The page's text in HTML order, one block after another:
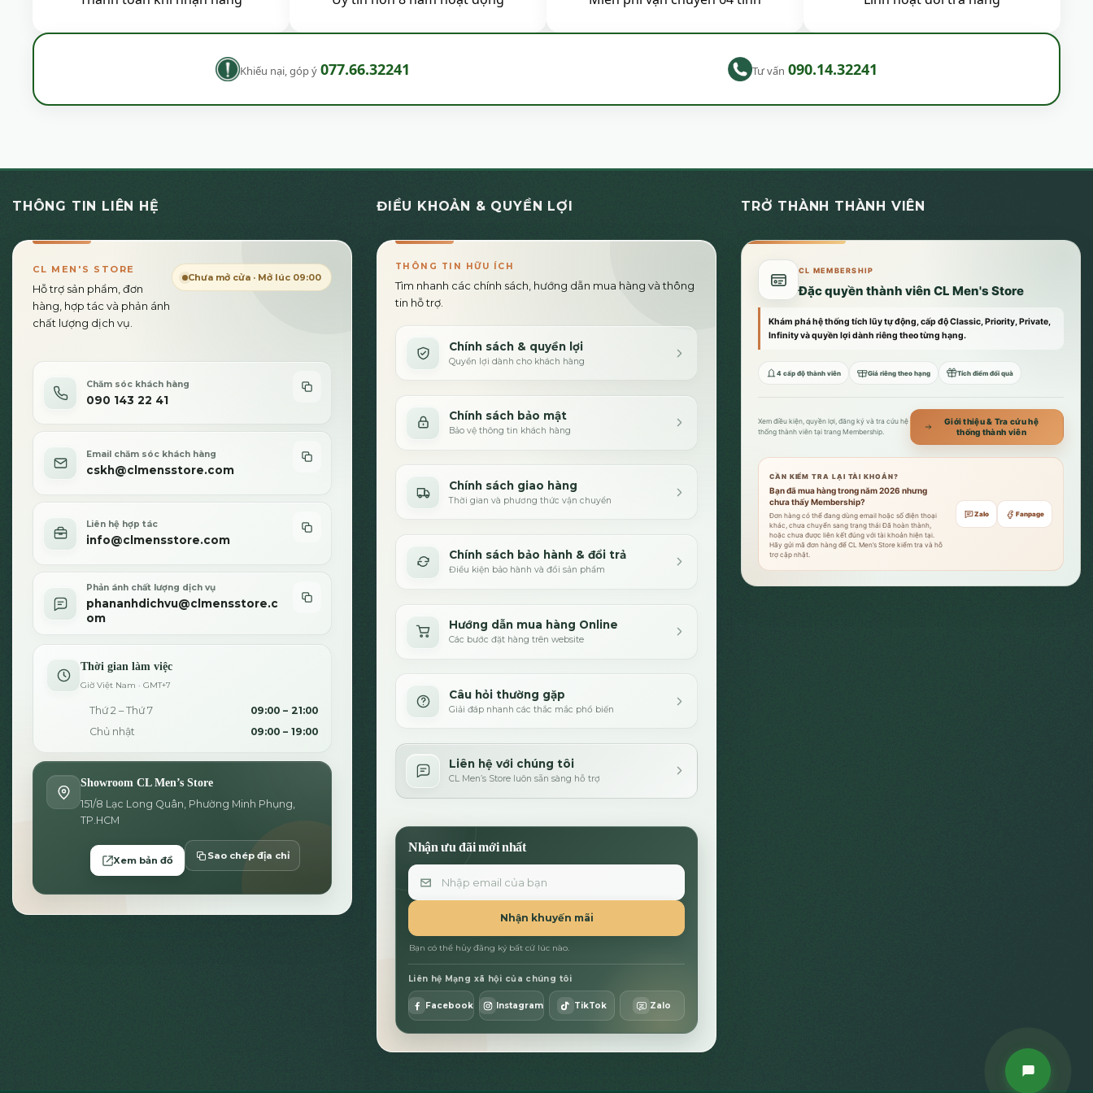
trên
trên
phẩm
Khiếu nại, góp ý 077.66.32241 Tư vấn 090.14.32241
THÔNG TIN LIÊN HỆ
CL MEN'S STORE
Hỗ trợ sản phẩm, đơn
hàng, hợp tác và phản ánh
chất lượng dịch vụ.
Chưa mở cửa · Mở lúc 09:00
Chăm sóc khách hàng
090 143 22 41
Email chăm sóc khách hàng
cskh@clmensstore.com
Liên hệ hợp tác
info@clmensstore.com
Phản ánh chất lượng dịch vụ
phananhdichvu@clmensstore.c
om
Thời gian làm việc
Giờ Việt Nam · GMT+7
Thứ 2 – Thứ 7
09:00 – 21:00
Chủ nhật
09:00 – 19:00
Showroom CL Men’s Store
151/8 Lạc Long Quân, Phường Minh Phụng,
TP.HCM
Xem bản đồ Sao chép địa chỉ
ĐIỀU KHOẢN & QUYỀN LỢI
THÔNG TIN HỮU ÍCH
Tìm nhanh các chính sách, hướng dẫn mua hàng và thông
tin hỗ trợ.
Chính sách & quyền lợi
Quyền lợi dành cho khách hàng
Chính sách bảo mật
Bảo vệ thông tin khách hàng
Chính sách giao hàng
Thời gian và phương thức vận chuyển
Chính sách bảo hành & đổi trả
Điều kiện bảo hành và đổi sản phẩm
Hướng dẫn mua hàng Online
Các bước đặt hàng trên website
Câu hỏi thường gặp
Giải đáp nhanh các thắc mắc phổ biến
Liên hệ với chúng tôi
CL Men’s Store luôn sẵn sàng hỗ trợ
Nhận ưu đãi mới nhất
Email
Nhận khuyến mãi
Bạn có thể hủy đăng ký bất cứ lúc nào.
Liên hệ Mạng xã hội của chúng tôi
Facebook Instagram TikTok Zalo
TRỞ THÀNH THÀNH VIÊN
CL MEMBERSHIP
Đặc quyền thành viên CL Men's Store
Khám phá hệ thống tích lũy tự động, cấp độ Classic, Priority, Private,
Infinity và quyền lợi dành riêng theo từng hạng.
4 cấp độ thành viên Giá riêng theo hạng Tích điểm đổi quà
Xem điều kiện, quyền lợi, đăng ký và tra cứu hệ
thống thành viên tại trang Membership.
Giới thiệu & Tra cứu hệ
thống thành viên
CẦN KIỂM TRA LẠI TÀI KHOẢN?
Bạn đã mua hàng trong năm 2026 nhưng
chưa thấy Membership?
Đơn hàng có thể đang dùng email hoặc số điện thoại
khác, chưa chuyển sang trạng thái Đã hoàn thành,
hoặc chưa được liên kết đúng với tài khoản hiện tại.
Hãy gửi mã đơn hàng để CL Men’s Store kiểm tra và hỗ
trợ cập nhật.
Zalo Fanpage